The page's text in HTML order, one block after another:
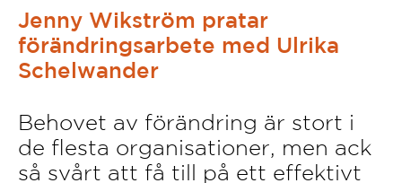
Jenny Wikström pratar
förändringsarbete med Ulrika
Schelwander
Behovet av förändring är stort i
de flesta organisationer, men ack
så svårt att få till på ett effektivt